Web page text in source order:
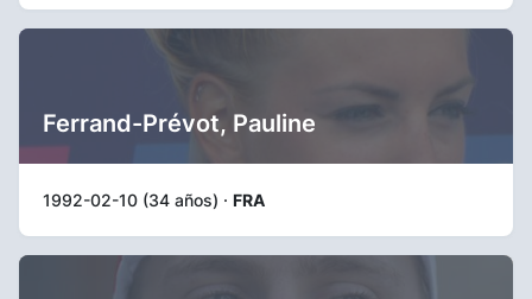
Ferrand-Prévot, Pauline
1992-02-10 (34 años) · FRA